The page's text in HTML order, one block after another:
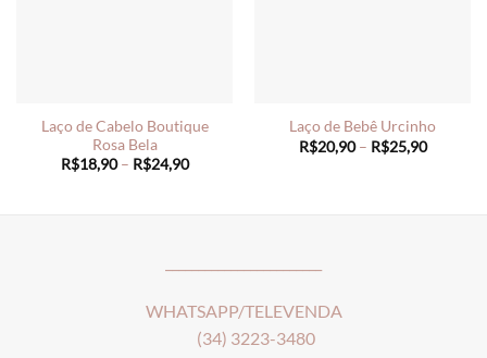
Laço de Cabelo Boutique
Rosa Bela
R$18,90 – R$24,90Price
Laço de Bebê Urcinho
R$20,90 – R$25,90Price
WHATSAPP/TELEVENDA
(34) 3223-3480